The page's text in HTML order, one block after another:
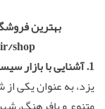
بهترین
shop/
1. آشنایی با بازار سیسمونی در یزد
یزد، به عنوان یکی